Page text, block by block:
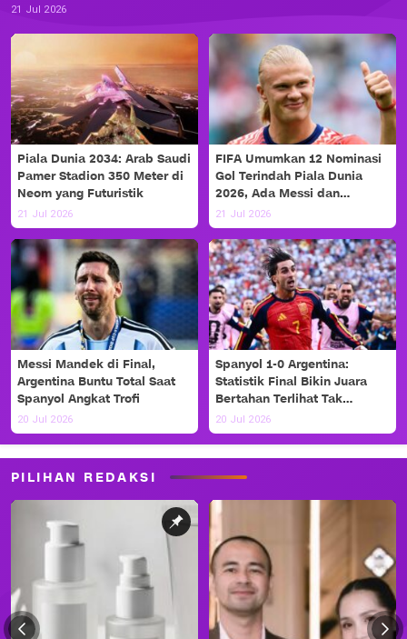
21 Jul 2026
Piala Dunia 2034: Arab Saudi
Pamer Stadion 350 Meter di
Neom yang Futuristik
21 Jul 2026
FIFA Umumkan 12 Nominasi
Gol Terindah Piala Dunia
2026, Ada Messi dan
Haaland!
21 Jul 2026
Messi Mandek di Final,
Argentina Buntu Total Saat
Spanyol Angkat Trofi
20 Jul 2026
Spanyol 1-0 Argentina:
Statistik Final Bikin Juara
Bertahan Terlihat Tak
Berdaya
20 Jul 2026
PILIHAN REDAKSI